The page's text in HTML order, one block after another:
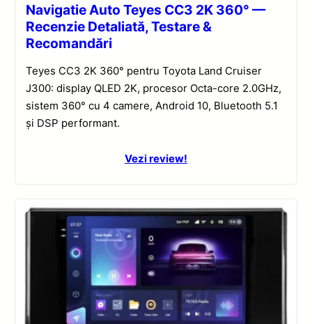
Navigatie Auto Teyes CC3 2K 360° —
Recenzie Detaliată, Testare &
Recomandări
Teyes CC3 2K 360° pentru Toyota Land Cruiser
J300: display QLED 2K, procesor Octa-core 2.0GHz,
sistem 360° cu 4 camere, Android 10, Bluetooth 5.1
și DSP performant.
Vezi review!